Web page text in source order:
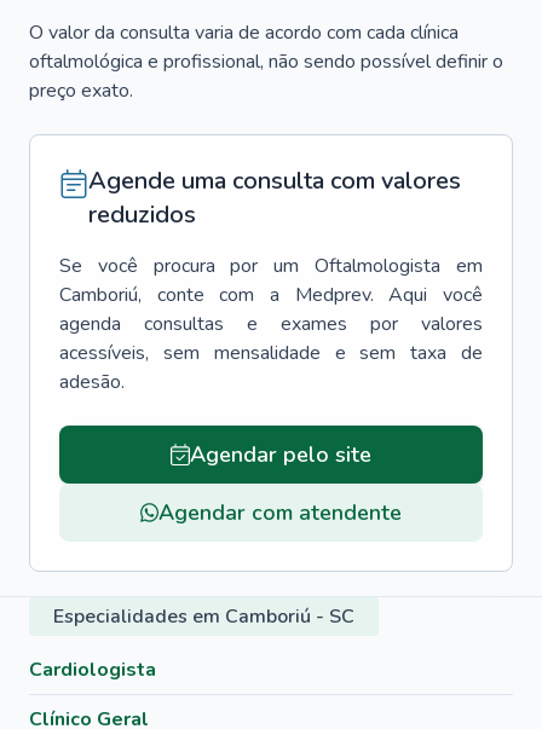
O valor da consulta varia de acordo com cada clínica
oftalmológica e profissional, não sendo possível definir o
preço exato.
Agende uma consulta com valores
reduzidos
Se você procura por um Oftalmologista
em
Camboriú, conte com a Medprev. Aqui você
agenda consultas e exames por valores
acessíveis, sem mensalidade e sem taxa de
adesão.
Agendar pelo site
Agendar com atendente
Especialidades em Camboriú - SC
Cardiologista
Clínico Geral